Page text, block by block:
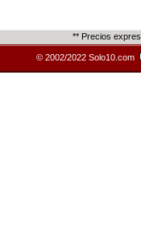
** Precios
© 2002/2022 Solo10.com